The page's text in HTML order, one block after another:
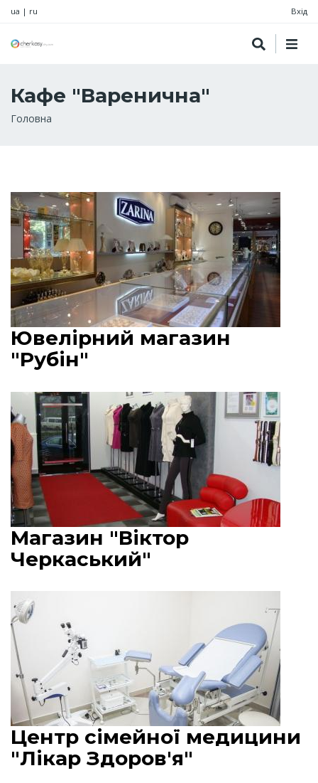
ua | ru Вхід
Кафе "Варенична"
Рядок
Головна
Ювелірний магазин
"Рубін"
Магазин "Віктор
Черкаський"
Центр сімейної медицини
"Лікар Здоров'я"